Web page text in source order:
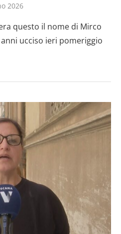
2026
questo il nome di Mirco
ucciso ieri pomeriggio